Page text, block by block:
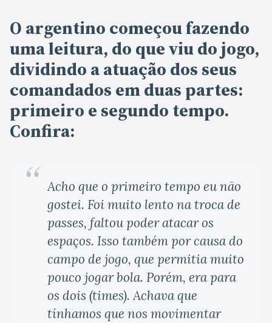
O argentino começou fazendo
uma leitura, do que viu do jogo,
dividindo a atuação dos seus
comandados em duas partes:
primeiro e segundo tempo.
Confira:
Acho que o primeiro tempo eu não
gostei. Foi muito lento na troca de
passes, faltou poder atacar os
espaços. Isso também por causa do
campo de jogo, que permitia muito
pouco jogar bola. Porém, era para
os dois (times). Achava que
tínhamos que nos movimentar